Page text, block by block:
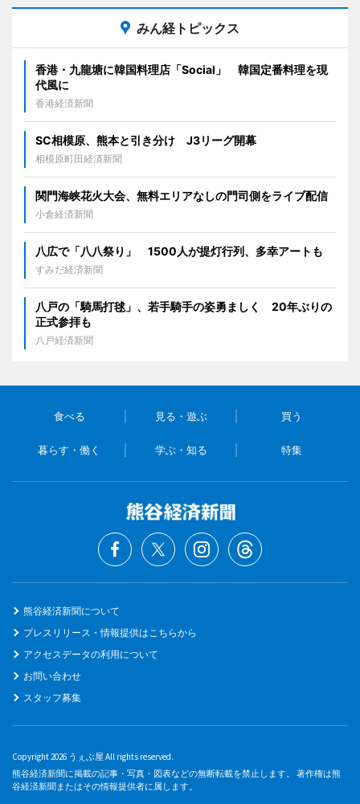
みん経トピックス
香港・九龍塘に韓国料理店「Social」 韓国定番料理を現
代風に
香港経済新聞
SC相模原、熊本と引き分け J3リーグ開幕
相模原町田経済新聞
関門海峡花火大会、無料エリアなしの門司側をライブ配信
小倉経済新聞
八広で「八八祭り」 1500人が提灯行列、多幸アートも
すみだ経済新聞
八戸の「騎馬打毬」、若手騎手の姿勇ましく 20年ぶりの
正式参拝も
八戸経済新聞
食べる 見る・遊ぶ 買う
暮らす・働く 学ぶ・知る 特集
熊谷経済新聞について
プレスリリース・情報提供はこちらから
アクセスデータの利用について
お問い合わせ
スタッフ募集
Copyright 2026 うぇぶ屋 All rights reserved.
熊谷経済新聞に掲載の記事・写真・図表などの無断転載を禁止します。 著作権は熊
谷経済新聞またはその情報提供者に属します。